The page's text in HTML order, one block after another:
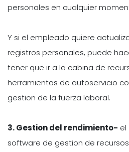
personales en cualquier
Y si el empleado quiere
registros personales, puede
tener que ir a la cabina de
herramientas de autoservicio
gestion de la fuerza laboral.
3.Gestion del rendimiento- el
software de gestion de